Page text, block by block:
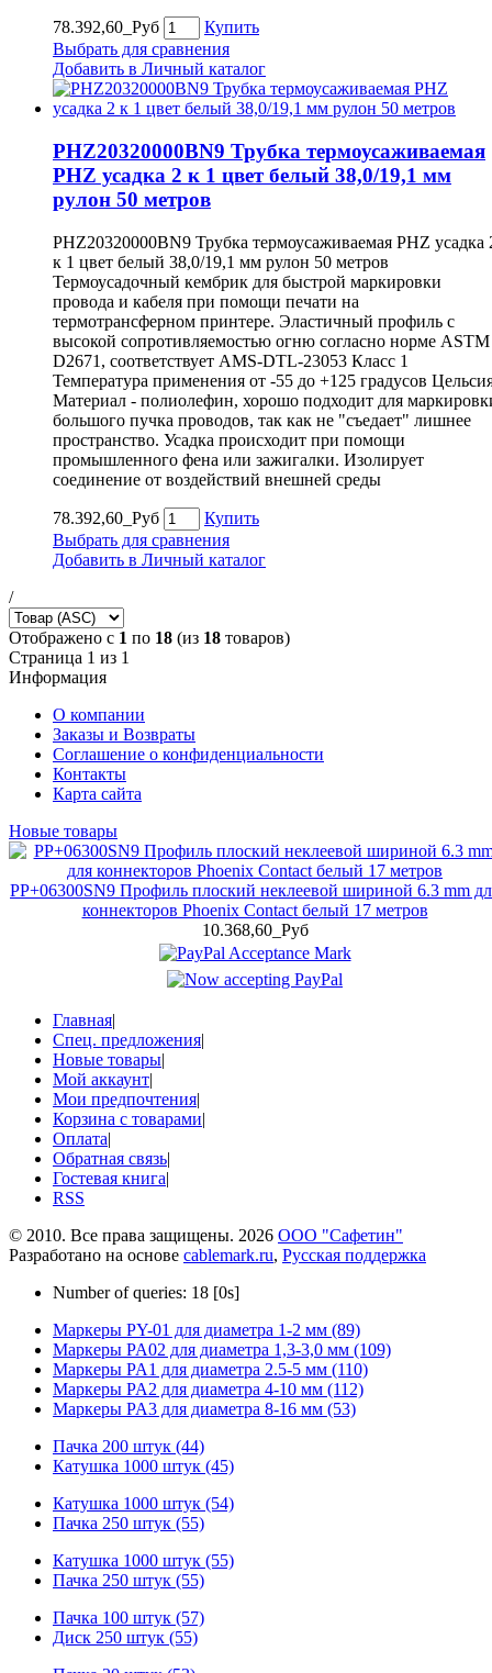
78.392,60_Руб
Купить
Выбрать для сравнения
Добавить в Личный каталог
PHZ20320000BN9 Трубка термоусаживаемая
PHZ усадка 2 к 1 цвет белый 38,0/19,1 мм
рулон 50 метров
PHZ20320000BN9 Трубка термоусаживаемая PHZ усадка
к 1 цвет белый 38,0/19,1 мм рулон 50 метров
Термоусадочный кембрик для быстрой маркировки
провода и кабеля при помощи печати на
термотрансферном принтере. Эластичный профиль с
высокой сопротивляемостью огню согласно норме ASTM
D2671, соответствует AMS-DTL-23053 Класс 1
Температура применения от -55 до +125 градусов
Материал - полиолефин, хорошо подходит для
большого пучка проводов, так как не "съедает" лишнее
пространство. Усадка происходит при помощи
промышленного фена или зажигалки. Изолирует
соединение от воздействий внешней среды
78.392,60_Руб
Купить
Выбрать для сравнения
Добавить в Личный каталог
/
Отображено с 1 по 18 (из 18 товаров)
Страница 1 из 1
Информация
О компании
Заказы и Возвраты
Соглашение о конфиденциальности
Контакты
Карта сайта
Новые товары
PP+06300SN9 Профиль плоский неклеевой шириной 6.3 mm
коннекторов Phoenix Contact белый 17 метров
10.368,60_Руб
Главная|
Спец. предложения|
Новые товары|
Мой аккаунт|
Мои предпочтения|
Корзина с товарами|
Оплата|
Обратная связь|
Гостевая книга|
RSS
© 2010. Все права защищены. 2026 ООО "Сафетин"
Разработано на основе cablemark.ru, Русская поддержка
Number of queries: 18 [0s]
Маркеры PY-01 для диаметра 1-2 мм (89)
Маркеры PA02 для диаметра 1,3-3,0 мм (109)
Маркеры PA1 для диаметра 2.5-5 мм (110)
Маркеры PA2 для диаметра 4-10 мм (112)
Маркеры PA3 для диаметра 8-16 мм (53)
Пачка 200 штук (44)
Катушка 1000 штук (45)
Катушка 1000 штук (54)
Пачка 250 штук (55)
Катушка 1000 штук (55)
Пачка 250 штук (55)
Пачка 100 штук (57)
Диск 250 штук (55)